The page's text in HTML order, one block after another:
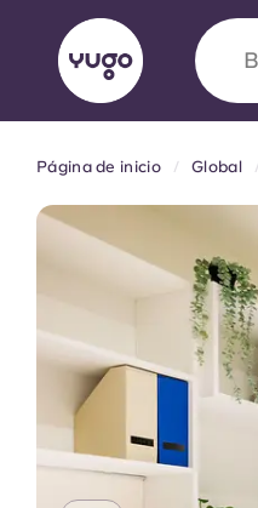
Acerca de
Yugo
en el
La
la ambición y
English (GB)
Página de inicio Global